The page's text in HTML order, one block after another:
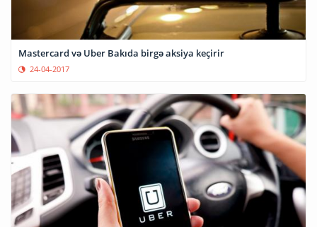
Mastercard və Uber Bakıda birgə aksiya keçirir
24-04-2017